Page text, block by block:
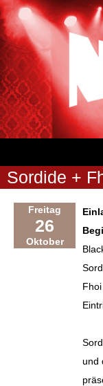
Zum
Inhalt
springen
Sordide +
Freitag
26
Oktober
und